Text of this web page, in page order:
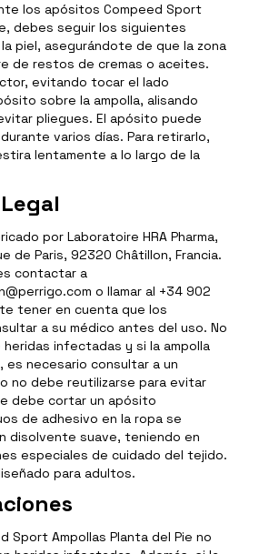
los apósitos Compeed Sport
debes seguir los siguientes
piel, asegurándote de que la zona
de restos de cremas o aceites.
evitando tocar el lado
sobre la ampolla, alisando
pliegues. El apósito puede
varios días. Para retirarlo,
lentamente a lo largo de la
por Laboratoire HRA Pharma,
de Paris, 92320 Châtillon, Francia.
contactar a
o llamar al +34 902
tener en cuenta que los
a su médico antes del uso. No
infectadas y si la ampolla
es necesario consultar a un
no debe reutilizarse para evitar
debe cortar un apósito
de adhesivo en la ropa se
disolvente suave, teniendo en
especiales de cuidado del tejido.
para adultos.
Sport Ampollas Planta del Pie no